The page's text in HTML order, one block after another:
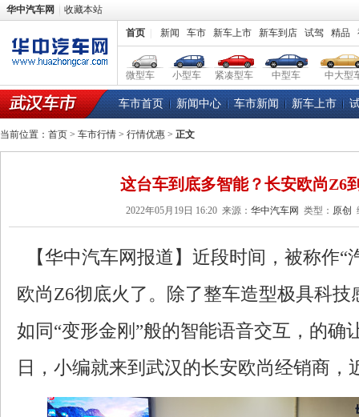
华中汽车网 收藏本站
首页 新闻 车市 新车上市 新车到店 试驾 精品
微型车 小型车 紧凑型车 中型车 中大型
车市首页 新闻中心 车市新闻 新车上市
当前位置： 首页 > 车市行情 > 行情优惠 > 正文
这台车到底多智能？长安欧尚Z6
2022年05月19日 16:20 来源： 华中汽车网 类型： 原创
【华中汽车网报道】近段时间，被称作“
欧尚Z6彻底火了。除了整车造型极具科技
如同“变形金刚”般的智能语音交互，的确
日，小编就来到武汉的长安欧尚经销商，